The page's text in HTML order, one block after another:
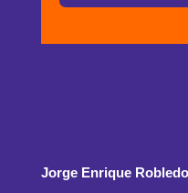
Jorge Enrique Robledo